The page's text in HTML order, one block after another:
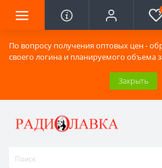
По вопросу получения оптовых цен -
своего логина и планируемого объема
Закрыть